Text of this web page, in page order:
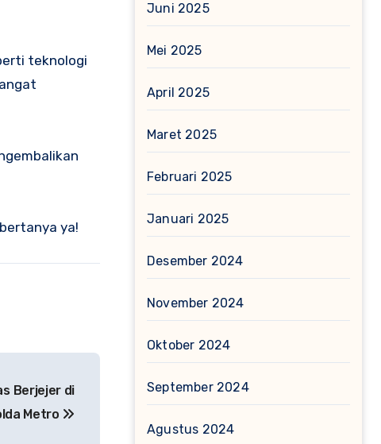
teknologi
ya!
Berjejer di
Metro
Juni 2025
Mei 2025
April 2025
Maret 2025
Februari 2025
Januari 2025
Desember 2024
November 2024
Oktober 2024
September 2024
Agustus 2024